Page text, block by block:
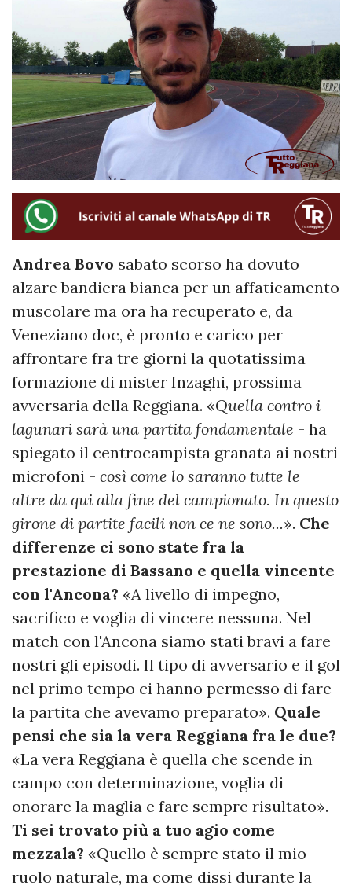
Andrea Bovo sabato scorso ha dovuto
alzare bandiera bianca per un affaticamento
muscolare ma ora ha recuperato e, da
Veneziano doc, è pronto e carico per
affrontare fra tre giorni la quotatissima
formazione di mister Inzaghi, prossima
avversaria della Reggiana. «Quella contro i
lagunari sarà una partita fondamentale - ha
spiegato il centrocampista granata ai nostri
microfoni - così come lo saranno tutte le
altre da qui alla fine del campionato. In questo
girone di partite facili non ce ne sono...». Che
differenze ci sono state fra la
prestazione di Bassano e quella vincente
con l'Ancona? «A livello di impegno,
sacrifico e voglia di vincere nessuna. Nel
match con l'Ancona siamo stati bravi a fare
nostri gli episodi. Il tipo di avversario e il gol
nel primo tempo ci hanno permesso di fare
la partita che avevamo preparato». Quale
pensi che sia la vera Reggiana fra le due?
«La vera Reggiana è quella che scende in
campo con determinazione, voglia di
onorare la maglia e fare sempre risultato».
Ti sei trovato più a tuo agio come
mezzala? «Quello è sempre stato il mio
ruolo naturale, ma come dissi durante la